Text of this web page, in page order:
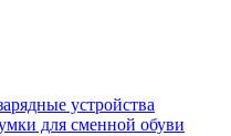
устройства
для сменной обуви